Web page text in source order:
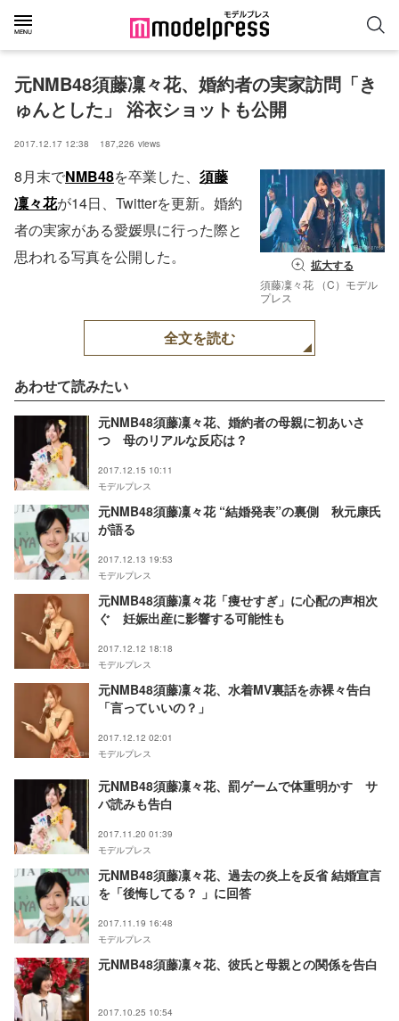
元NMB48須藤凜々花、婚約者の実家訪問「き
ゅんとした」 浴衣ショットも公開
2017.12.17 12:38 187,226 views
拡大する
須藤凜々花 （C）モデル
プレス
8月末でNMB48を卒業した、 須藤
凜々花が14日、Twitterを更新。婚約
者の実家がある愛媛県に行った際と
思われる写真を公開した。
全文を読む
あわせて読みたい
元NMB48須藤凜々花、婚約者の母親に初あいさ
つ 母のリアルな反応は？
2017.12.15 10:11
モデルプレス
元NMB48須藤凜々花 “結婚発表”の裏側 秋元康氏
が語る
2017.12.13 19:53
モデルプレス
元NMB48須藤凜々花「痩せすぎ」に心配の声相次
ぐ 妊娠出産に影響する可能性も
2017.12.12 18:18
モデルプレス
元NMB48須藤凜々花、水着MV裏話を赤裸々告白
「言っていいの？」
2017.12.12 02:01
モデルプレス
元NMB48須藤凜々花、罰ゲームで体重明かす サ
バ読みも告白
2017.11.20 01:39
モデルプレス
元NMB48須藤凜々花、過去の炎上を反省 結婚宣言
を「後悔してる？ 」に回答
2017.11.19 16:48
モデルプレス
元NMB48須藤凜々花、彼氏と母親との関係を告白
2017.10.25 10:54